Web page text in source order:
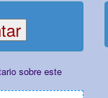
sobre este